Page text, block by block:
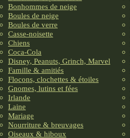
Bonhommes de neige
Boules de neige
Boules de verre
Casse-noisette
Chiens
Coca-Cola
Disney, Peanuts, Grinch, Marvel
Famille & amitiés
Flocons, clochettes & étoiles
Gnomes, lutins et fées
Irlande
Laine
Mariage
Nourriture & breuvages
Oiseaux & hiboux